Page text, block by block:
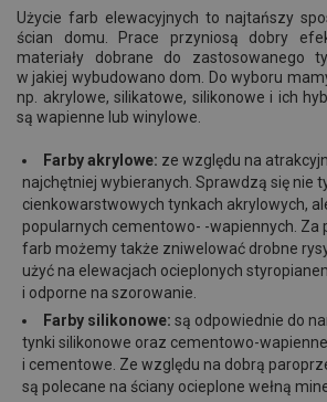
Użycie farb elewacyjnych to najtańszy
ścian domu. Prace przyniosą dobry
materiały dobrane do zastosowanego
w jakiej wybudowano dom. Do wyboru
np. akrylowe, silikatowe, silikonowe i ich
są wapienne lub winylowe.
Farby akrylowe: ze względu na
najchętniej wybieranych. Sprawdzą się nie
cienkowarstwowych tynkach akrylowych,
popularnych cementowo- -wapiennych. Za
farb możemy także zniwelować drobne
użyć na elewacjach ocieplonych
i odporne na szorowanie.
Farby silikonowe: są odpowiednie do
tynki silikonowe oraz cementowo-
i cementowe. Ze względu na dobrą
są polecane na ściany ocieplone wełną